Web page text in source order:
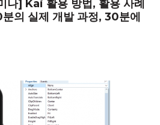
나] Kai 활용 방법, 활용 사례
의 실제 개발 과정, 30분에